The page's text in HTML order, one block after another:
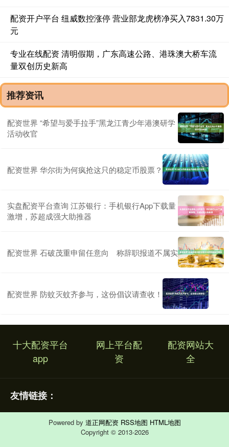
配资开户平台 纽威数控涨停 营业部龙虎榜净买入7831.30万
元
专业在线配资 清明假期，广东高速公路、港珠澳大桥车流
量双创历史新高
推荐资讯
配资世界 “希望与爱手拉手”黑龙江青少年港澳研学
活动收官
配资世界 华尔街为何疯抢这只的稳定币股票？
实盘配资平台查询 江苏银行：手机银行App下载量
激增，苏超成强大助推器
配资世界 石破茂重申留任意向 称辞职报道不属实
配资世界 防蚊灭蚊齐参与，这份倡议请查收！
十大配资平台
app
网上平台配
资
配资网站大
全
友情链接：
Powered by 道正网配资 RSS地图 HTML地图
Copyright © 2013-2026